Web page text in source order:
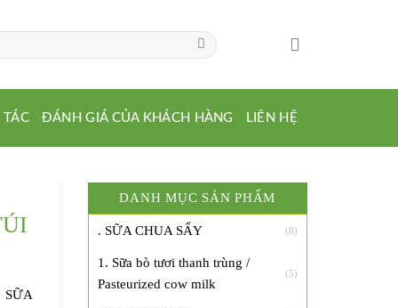
ĐÁNH GIÁ CỦA KHÁCH HÀNG LIÊN HỆ
DANH MỤC SẢN PHẨM
. SỮA CHUA SẤY (8)
1. Sữa bò tươi thanh trùng /
Pasteurized cow milk
(5)